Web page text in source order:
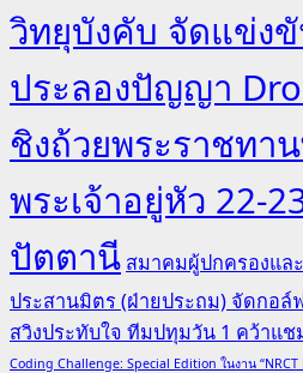
วิทยุบังคับ จัดแข่ง
ประลองปัญญา
ชิงถ้วยพระราชทา
พระเจ้าอยู่หัว 22-
ปัตตานี สมาคมผู้ปกครองแล
ประสานมิตร (ฝ่ายประถม) จัดกอ
สวิงประทับใจ ทีมปทุมวัน 1 คว้าแช
Coding Challenge: Special Edition ในงาน “NRCT